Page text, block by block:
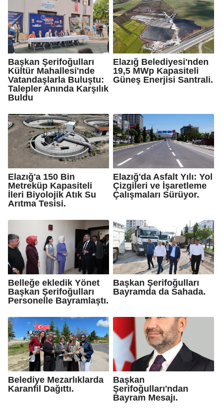
Başkan Şerifoğulları
Kültür Mahallesi'nde
Vatandaşlarla Buluştu:
Talepler Anında Karşılık
Buldu
Elazığ Belediyesi'nden
19,5 MWp Kapasiteli
Güneş Enerjisi Santrali.
Elazığ'a 150 Bin
Metreküp Kapasiteli
İleri Biyolojik Atık Su
Arıtma Tesisi.
Elazığ'da Asfalt Yılı: Yol
Çizgileri ve İşaretleme
Çalışmaları Sürüyor.
Belleğe ekledik Yönet
Başkan Şerifoğulları
Personelle Bayramlaştı.
Başkan Şerifoğulları
Bayramda da Sahada.
Belediye Mezarlıklarda
Karanfil Dağıttı.
Başkan
Şerifoğulları'ndan
Bayram Mesajı.